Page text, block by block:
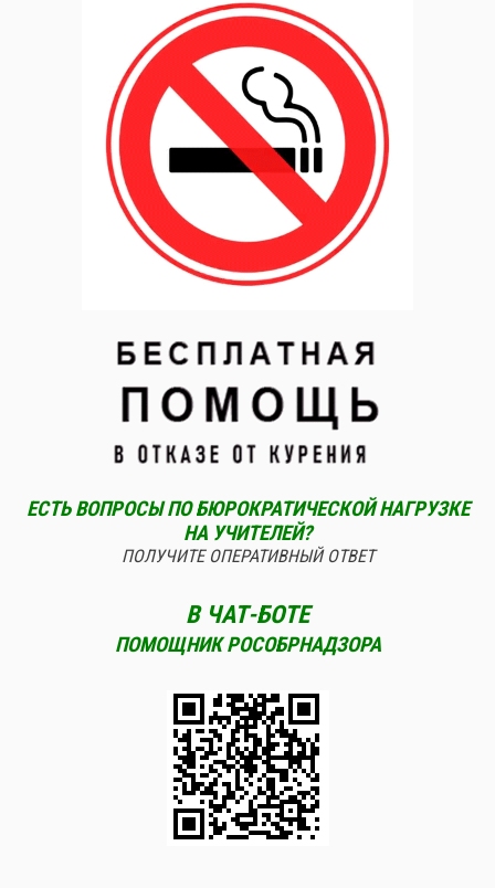
ЕСТЬ ВОПРОСЫ ПО БЮРОКРАТИЧЕСКОЙ НАГРУЗКЕ
НА УЧИТЕЛЕЙ?
ПОЛУЧИТЕ ОПЕРАТИВНЫЙ ОТВЕТ
В ЧАТ-БОТЕ
ПОМОЩНИК РОСОБРНАДЗОРА